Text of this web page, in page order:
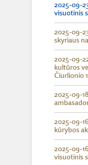
2025-09-
visuotinis
2025-09-
skyriaus
2025-09-
kultūros
Čiurlionio
2025-09-
2025-09-
kūrybos
2025-09-
visuotinis